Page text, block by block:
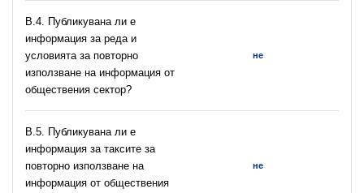
В.4. Публикувана ли е
информация за реда и
условията за повторно
използване на информация от
обществения сектор?
не
В.5. Публикувана ли е
информация за таксите за
повторно използване на
информация от обществения
не